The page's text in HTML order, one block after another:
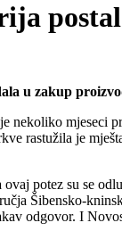
u zakup
mjeseci
rastužila je
potez su se
Šibensko-
odgovor. I